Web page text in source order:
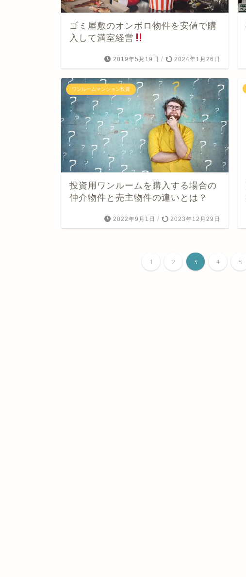
ゴミ屋敷のオンボロ物件を安値で購
入して満室経営
2019年5月19日 / 2024年1月26日
ワンルームマンション投資
投資用ワンルームを購入する場合の
仲介物件と売主物件の違いとは？
2022年9月1日 / 2023年12月29日
1 2 3 4 5